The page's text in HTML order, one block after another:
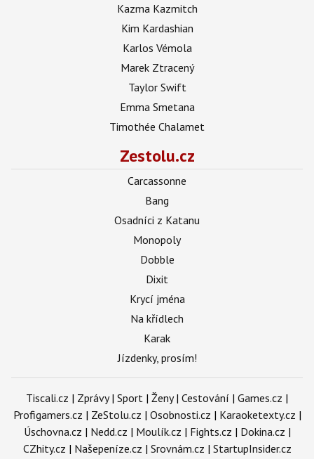
Kazma Kazmitch
Kim Kardashian
Karlos Vémola
Marek Ztracený
Taylor Swift
Emma Smetana
Timothée Chalamet
Zestolu.cz
Carcassonne
Bang
Osadníci z Katanu
Monopoly
Dobble
Dixit
Krycí jména
Na křídlech
Karak
Jízdenky, prosím!
Tiscali.cz | Zprávy| Sport | Ženy| Cestování | Games.cz |
Profigamers.cz | ZeStolu.cz | Osobnosti.cz | Karaoketexty.cz |
Úschovna.cz | Nedd.cz | Moulík.cz | Fights.cz | Dokina.cz |
CZhity.cz | Našepeníze.cz | Srovnám.cz | StartupInsider.cz